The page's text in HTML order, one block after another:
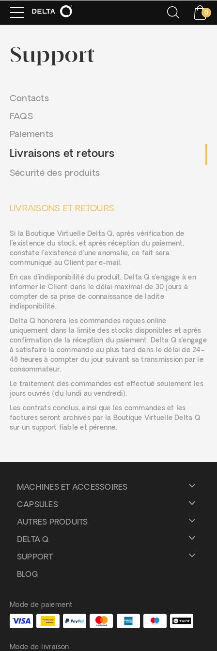
0
Support
Contacts
FAQS
Paiements
Livraisons et retours
Sécurité des produits
LIVRAISONS ET RETOURS
Si la Boutique Virtuelle Delta Q, après vérification de
l’existence du stock, et après réception du paiement,
constate l’existence d’une anomalie, ce fait sera
communiqué au Client par e-mail.
En cas d’indisponibilité du produit, Delta Q s’engage à en
informer le Client dans le délai maximal de 30 jours à
compter de sa prise de connaissance de ladite
indisponibilité.
Delta Q honorera les commandes reçues online
uniquement dans la limite des stocks disponibles et après
confirmation de la réception du paiement. Delta Q s’engage
à satisfaire la commande au plus tard dans le délai de 24-
48 heures à compter du jour suivant sa transmission par le
consommateur.
Le traitement des commandes est effectué seulement les
jours ouvrés (du lundi au vendredi).
Les contrats conclus, ainsi que les commandes et les
factures seront archivés par la Boutique Virtuelle Delta Q
sur un support fiable et pérenne.
MACHINES ET ACCESSOIRES
CAPSULES
AUTRES PRODUITS
DELTA Q
SUPPORT
BLOG
Mode de paiement
Mode de livraison